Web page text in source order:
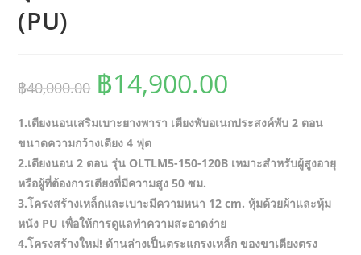
(PU)
฿40,000.00 Original
price
was:
฿40,000.00.
฿14,900.00
price
is:
฿
1.เตียงนอนเสริมเบาะยางพารา เตียงพับอเนกประสงค์พับ 2 ตอน
ขนาดความกว้างเตียง 4 ฟุต
2.เตียงนอน 2 ตอน รุ่น OLTLM5-150-120B เหมาะสำหรับผู้สูงอายุ
หรือผู้ที่ต้องการเตียงที่มีความสูง 50 ซม.
3.โครงสร้างเหล็กและเบาะมีความหนา 12 cm. หุ้มด้วยผ้าและหุ้ม
หนัง PU เพื่อให้การดูแลทำความสะอาดง่าย
4.โครงสร้างใหม่! ด้านล่างเป็นตระแกรงเหล็ก ของขาเตียงตรง